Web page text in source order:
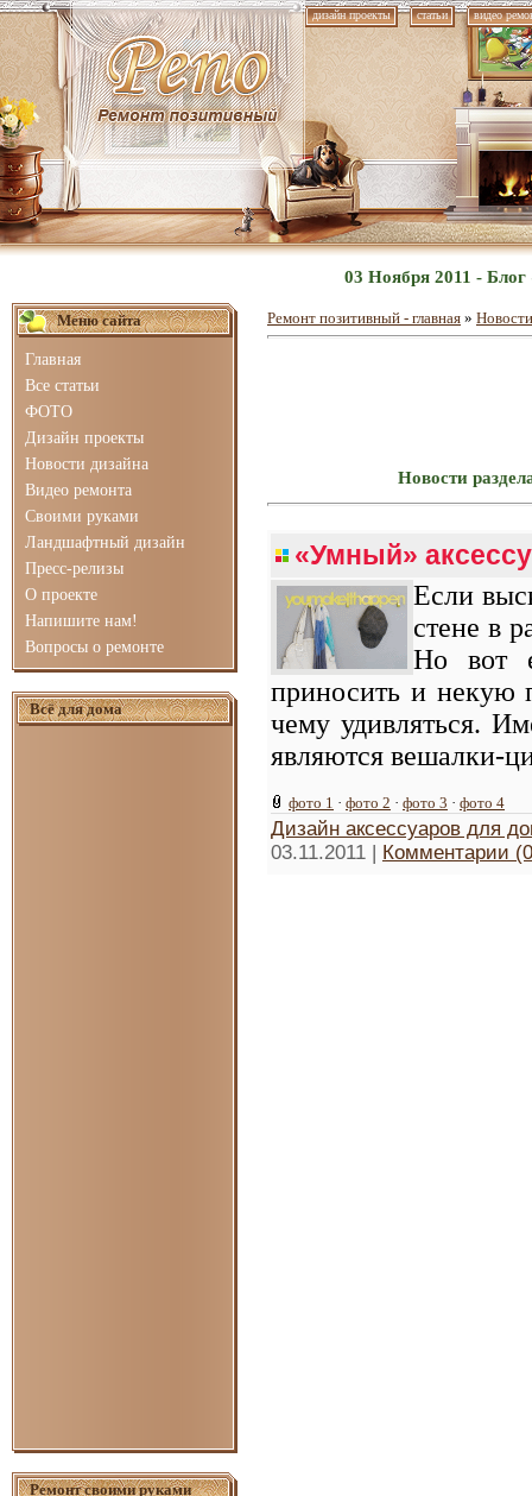
дизайн проекты статьи видео
03 Ноября 2011 -
Меню сайта
Главная
Все статьи
ФОТО
Дизайн проекты
Новости дизайна
Видео ремонта
Своими руками
Ландшафтный дизайн
Пресс-релизы
О проекте
Напишите нам!
Вопросы о ремонте
Всё для дома
Ремонт своими руками
Ремонт позитивный - главная »
Новости
«Умный»
Если
стене в
Но вот
приносить и некую
чему удивляться.
являются вешалки-
фото 1 · фото 2 · фото 3 · фото 4
Дизайн аксессуаров для
03.11.2011 | Комментарии